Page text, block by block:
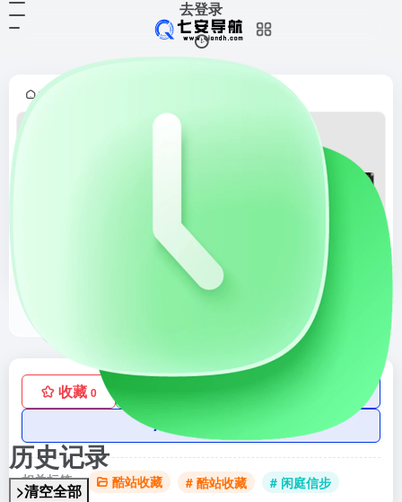
去登录
历史记录
>清空全部
首页
收藏 0
AI账号购买
相关标签： 酷站收藏 # 酷站收藏 # 闲庭信步